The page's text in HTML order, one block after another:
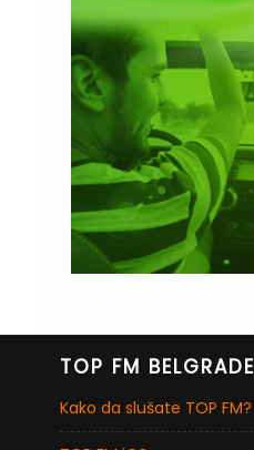
TOP FM BELGRADE
Kako da slušate TOP FM?